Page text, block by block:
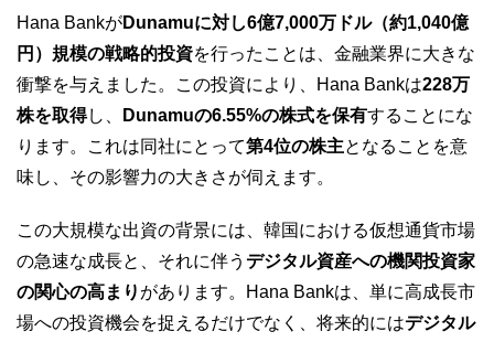
Hana BankがDunamuに対し6億7,000万ドル（約1,040億
円）規模の戦略的投資を行ったことは、金融業界に大きな
衝撃を与えました。この投資により、Hana Bankは228万
株を取得し、 Dunamuの6.55%の株式を保有することにな
ります。これは同社にとって第4位の株主となることを意
味し、その影響力の大きさが伺えます。
この大規模な出資の背景には、韓国における仮想通貨市場
の急速な成長と、それに伴う デジタル資産への機関投資家
の関心の高まり があります。Hana Bankは、単に高成長市
場への投資機会を捉えるだけでなく、将来的にはデジタル